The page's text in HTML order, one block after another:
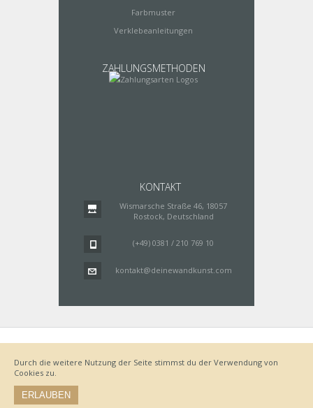
Farbmuster
Verklebeanleitungen
ZAHLUNGSMETHODEN
KONTAKT
Wismarsche Straße 46, 18057
Rostock, Deutschland
(+49) 0381 / 210 769 10
kontakt@deinewandkunst.com
Datenschutz
Lieferung
Bestellvorgang
AGB
Durch die weitere Nutzung der Seite stimmst du der Verwendung von
Cookies zu.
ERLAUBEN